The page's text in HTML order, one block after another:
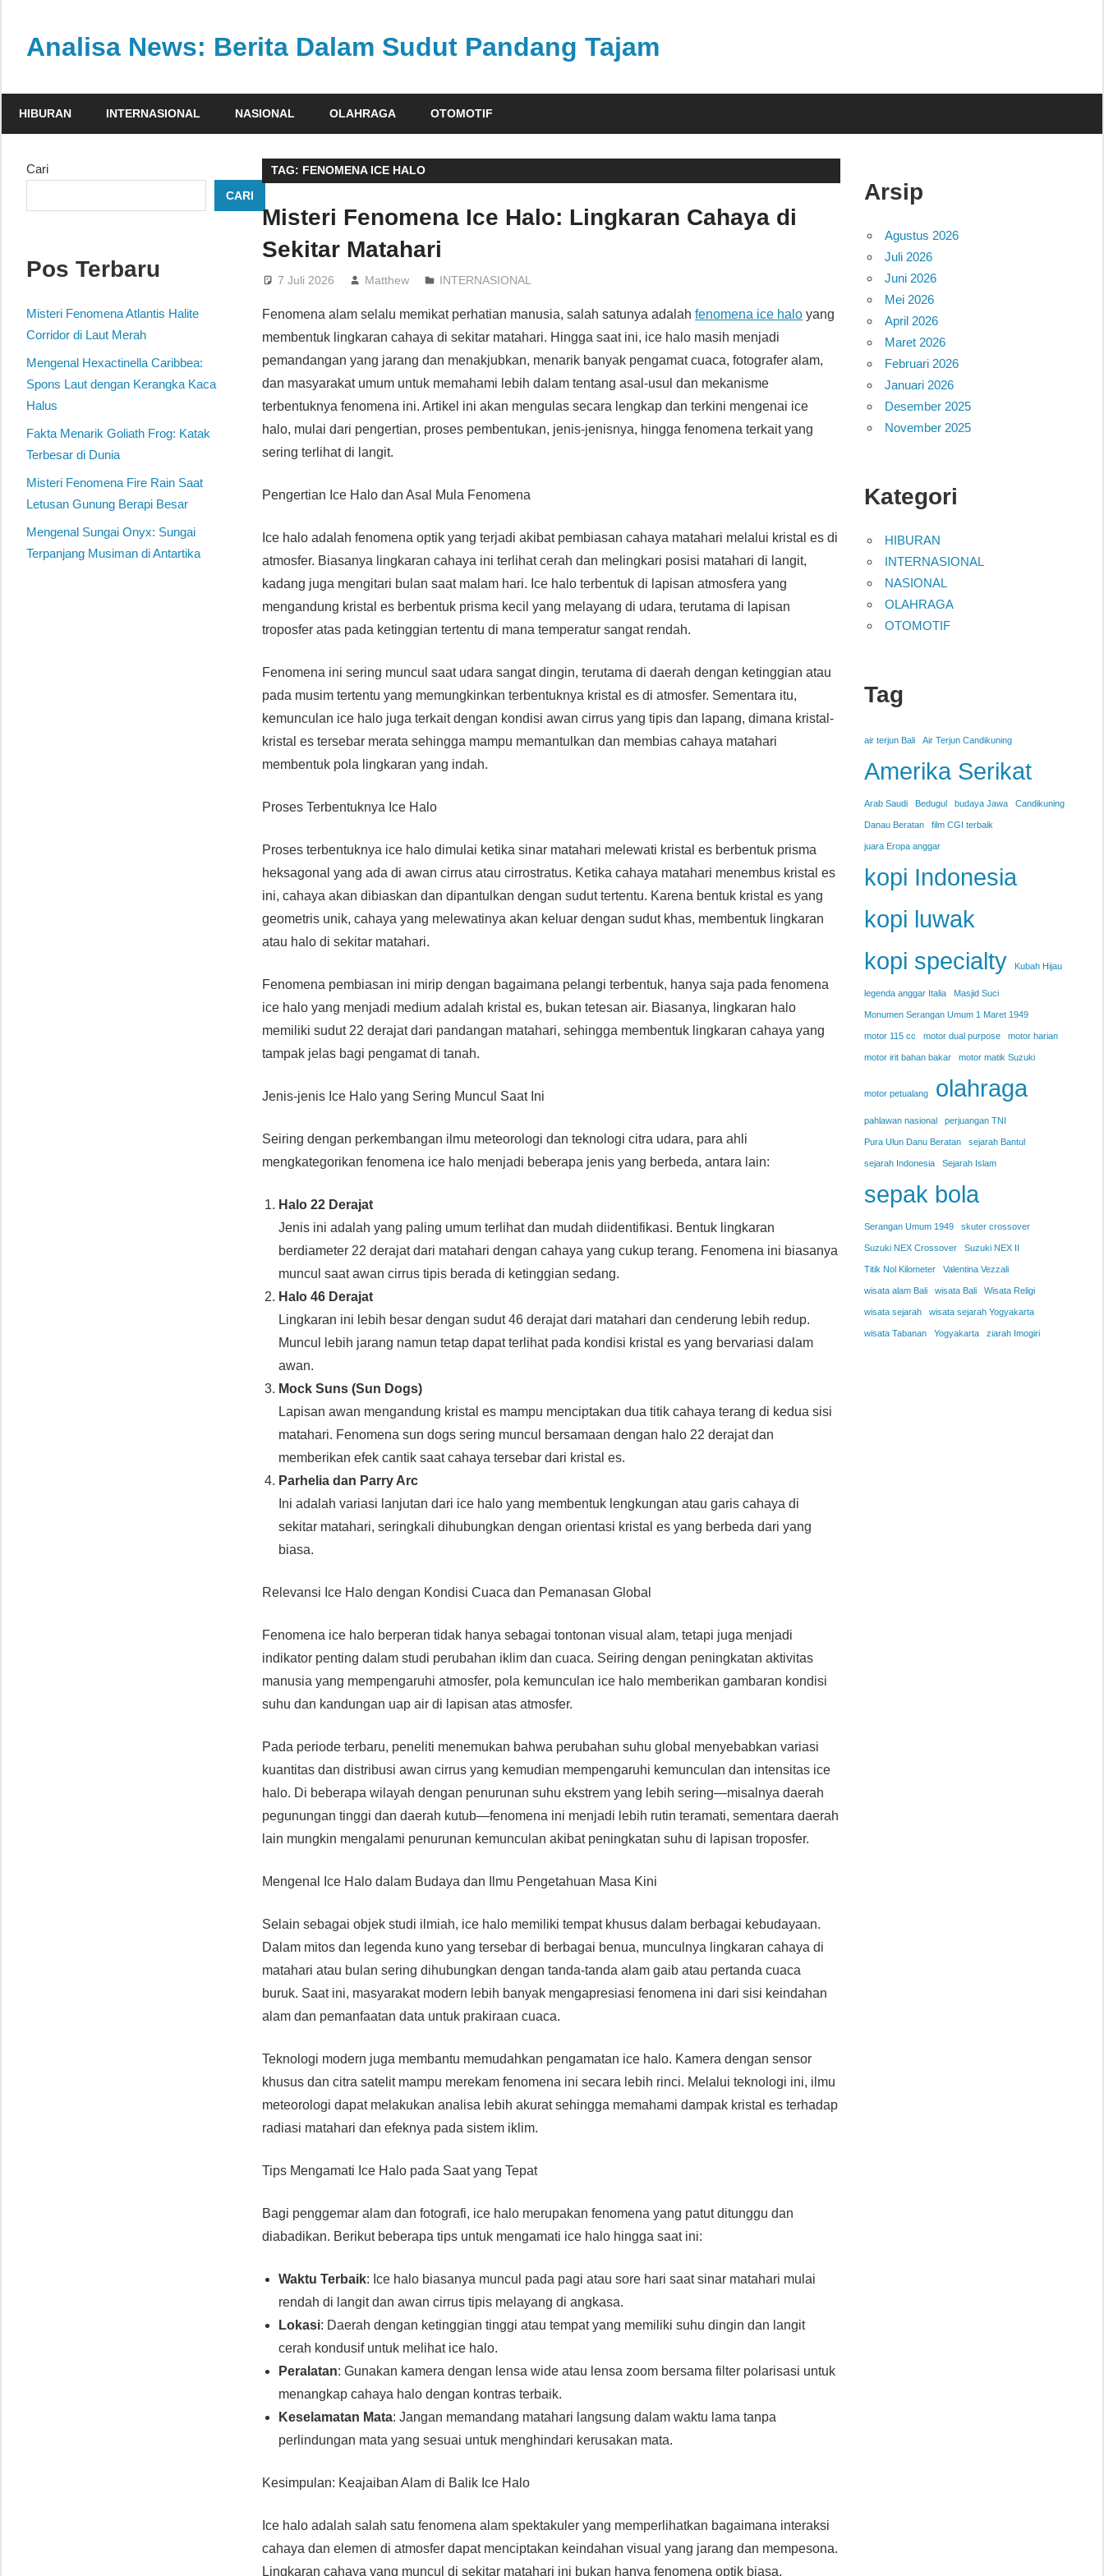
contentAnalisa News: Berita Dalam Sudut Pandang Tajam
dan
dari
politik,
HIBURAN INTERNASIONAL NASIONAL OLAHRAGA OTOMOTIF
TAG: FENOMENA ICE HALO
Misteri Fenomena Ice Halo: Lingkaran Cahaya di
Sekitar Matahari
7 Juli 2026 Matthew INTERNASIONAL
Fenomena alam selalu memikat perhatian manusia, salah satunya adalahfenomena ice halo yang
membentuk lingkaran cahaya di sekitar matahari. Hingga saat ini, ice halo masih menjadi
pemandangan yang jarang dan menakjubkan, menarik banyak pengamat cuaca, fotografer alam,
dan masyarakat umum untuk memahami lebih dalam tentang asal-usul dan mekanisme
terbentuknya fenomena ini. Artikel ini akan mengulas secara lengkap dan terkini mengenai ice
halo, mulai dari pengertian, proses pembentukan, jenis-jenisnya, hingga fenomena terkait yang
sering terlihat di langit.
Pengertian Ice Halo dan Asal Mula Fenomena
Ice halo adalah fenomena optik yang terjadi akibat pembiasan cahaya matahari melalui kristal es di
atmosfer. Biasanya lingkaran cahaya ini terlihat cerah dan melingkari posisi matahari di langit,
kadang juga mengitari bulan saat malam hari. Ice halo terbentuk di lapisan atmosfera yang
mengandung kristal es berbentuk prisma kecil yang melayang di udara, terutama di lapisan
troposfer atas pada ketinggian tertentu di mana temperatur sangat rendah.
Fenomena ini sering muncul saat udara sangat dingin, terutama di daerah dengan ketinggian atau
pada musim tertentu yang memungkinkan terbentuknya kristal es di atmosfer. Sementara itu,
kemunculan ice halo juga terkait dengan kondisi awan cirrus yang tipis dan lapang, dimana kristal-
kristal es tersebar merata sehingga mampu memantulkan dan membias cahaya matahari
membentuk pola lingkaran yang indah.
Proses Terbentuknya Ice Halo
Proses terbentuknya ice halo dimulai ketika sinar matahari melewati kristal es berbentuk prisma
heksagonal yang ada di awan cirrus atau cirrostratus. Ketika cahaya matahari menembus kristal es
ini, cahaya akan dibiaskan dan dipantulkan dengan sudut tertentu. Karena bentuk kristal es yang
geometris unik, cahaya yang melewatinya akan keluar dengan sudut khas, membentuk lingkaran
atau halo di sekitar matahari.
Fenomena pembiasan ini mirip dengan bagaimana pelangi terbentuk, hanya saja pada fenomena
ice halo yang menjadi medium adalah kristal es, bukan tetesan air. Biasanya, lingkaran halo
memiliki sudut 22 derajat dari pandangan matahari, sehingga membentuk lingkaran cahaya yang
tampak jelas bagi pengamat di tanah.
Jenis-jenis Ice Halo yang Sering Muncul Saat Ini
Seiring dengan perkembangan ilmu meteorologi dan teknologi citra udara, para ahli
mengkategorikan fenomena ice halo menjadi beberapa jenis yang berbeda, antara lain:
Halo 22 Derajat
Jenis ini adalah yang paling umum terlihat dan mudah diidentifikasi. Bentuk lingkaran
berdiameter 22 derajat dari matahari dengan cahaya yang cukup terang. Fenomena ini biasanya
muncul saat awan cirrus tipis berada di ketinggian sedang.
Halo 46 Derajat
Lingkaran ini lebih besar dengan sudut 46 derajat dari matahari dan cenderung lebih redup.
Muncul lebih jarang namun tetap dapat terlihat pada kondisi kristal es yang bervariasi dalam
awan.
Mock Suns (Sun Dogs)
Lapisan awan mengandung kristal es mampu menciptakan dua titik cahaya terang di kedua sisi
matahari. Fenomena sun dogs sering muncul bersamaan dengan halo 22 derajat dan
memberikan efek cantik saat cahaya tersebar dari kristal es.
Parhelia dan Parry Arc
Ini adalah variasi lanjutan dari ice halo yang membentuk lengkungan atau garis cahaya di
sekitar matahari, seringkali dihubungkan dengan orientasi kristal es yang berbeda dari yang
biasa.
Relevansi Ice Halo dengan Kondisi Cuaca dan Pemanasan Global
Fenomena ice halo berperan tidak hanya sebagai tontonan visual alam, tetapi juga menjadi
indikator penting dalam studi perubahan iklim dan cuaca. Seiring dengan peningkatan aktivitas
manusia yang mempengaruhi atmosfer, pola kemunculan ice halo memberikan gambaran kondisi
suhu dan kandungan uap air di lapisan atas atmosfer.
Pada periode terbaru, peneliti menemukan bahwa perubahan suhu global menyebabkan variasi
kuantitas dan distribusi awan cirrus yang kemudian mempengaruhi kemunculan dan intensitas ice
halo. Di beberapa wilayah dengan penurunan suhu ekstrem yang lebih sering—misalnya daerah
pegunungan tinggi dan daerah kutub—fenomena ini menjadi lebih rutin teramati, sementara daerah
lain mungkin mengalami penurunan kemunculan akibat peningkatan suhu di lapisan troposfer.
Mengenal Ice Halo dalam Budaya dan Ilmu Pengetahuan Masa Kini
Selain sebagai objek studi ilmiah, ice halo memiliki tempat khusus dalam berbagai kebudayaan.
Dalam mitos dan legenda kuno yang tersebar di berbagai benua, munculnya lingkaran cahaya di
matahari atau bulan sering dihubungkan dengan tanda-tanda alam gaib atau pertanda cuaca
buruk. Saat ini, masyarakat modern lebih banyak mengapresiasi fenomena ini dari sisi keindahan
alam dan pemanfaatan data untuk prakiraan cuaca.
Teknologi modern juga membantu memudahkan pengamatan ice halo. Kamera dengan sensor
khusus dan citra satelit mampu merekam fenomena ini secara lebih rinci. Melalui teknologi ini, ilmu
meteorologi dapat melakukan analisa lebih akurat sehingga memahami dampak kristal es terhadap
radiasi matahari dan efeknya pada sistem iklim.
Tips Mengamati Ice Halo pada Saat yang Tepat
Bagi penggemar alam dan fotografi, ice halo merupakan fenomena yang patut ditunggu dan
diabadikan. Berikut beberapa tips untuk mengamati ice halo hingga saat ini:
Waktu Terbaik: Ice halo biasanya muncul pada pagi atau sore hari saat sinar matahari mulai
rendah di langit dan awan cirrus tipis melayang di angkasa.
Lokasi: Daerah dengan ketinggian tinggi atau tempat yang memiliki suhu dingin dan langit
cerah kondusif untuk melihat ice halo.
Peralatan: Gunakan kamera dengan lensa wide atau lensa zoom bersama filter polarisasi untuk
menangkap cahaya halo dengan kontras terbaik.
Keselamatan Mata: Jangan memandang matahari langsung dalam waktu lama tanpa
perlindungan mata yang sesuai untuk menghindari kerusakan mata.
Kesimpulan: Keajaiban Alam di Balik Ice Halo
Ice halo adalah salah satu fenomena alam spektakuler yang memperlihatkan bagaimana interaksi
cahaya dan elemen di atmosfer dapat menciptakan keindahan visual yang jarang dan mempesona.
Lingkaran cahaya yang muncul di sekitar matahari ini bukan hanya fenomena optik biasa,
Cari
CARI
Pos Terbaru
Misteri Fenomena Atlantis Halite
Corridor di Laut Merah
Mengenal Hexactinella Caribbea:
Spons Laut dengan Kerangka Kaca
Halus
Fakta Menarik Goliath Frog: Katak
Terbesar di Dunia
Misteri Fenomena Fire Rain Saat
Letusan Gunung Berapi Besar
Mengenal Sungai Onyx: Sungai
Terpanjang Musiman di Antartika
Arsip
Agustus 2026
Juli 2026
Juni 2026
Mei 2026
April 2026
Maret 2026
Februari 2026
Januari 2026
Desember 2025
November 2025
Kategori
HIBURAN
INTERNASIONAL
NASIONAL
OLAHRAGA
OTOMOTIF
Tag
air terjun Bali Air Terjun Candikuning
Amerika Serikat
Arab Saudi Bedugul budaya Jawa Candikuning
Danau Beratan film CGI terbaik
juara Eropa anggar
kopi Indonesia
kopi luwak
kopi specialty
Kubah Hijau
legenda anggar Italia Masjid Suci
Monumen Serangan Umum 1 Maret 1949
motor 115 cc motor dual purpose motor harian
motor irit bahan bakar motor matik Suzuki
motor petualang olahraga
pahlawan nasional perjuangan TNI
Pura Ulun Danu Beratan sejarah Bantul
sejarah Indonesia Sejarah Islam
sepak bola
Serangan Umum 1949 skuter crossover
Suzuki NEX Crossover Suzuki NEX II
Titik Nol Kilometer Valentina Vezzali
wisata alam Bali wisata Bali Wisata Religi
wisata sejarah wisata sejarah Yogyakarta
wisata Tabanan Yogyakarta ziarah Imogiri